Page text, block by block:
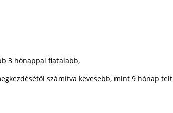
3 hónappal fiatalabb,
számítva kevesebb, mint 9 hónap telt